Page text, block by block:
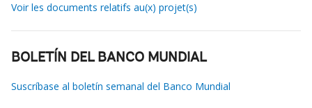
Voir les documents relatifs au(x) projet(s)
BOLETÍN DEL BANCO MUNDIAL
Suscríbase al boletín semanal del Banco Mundial